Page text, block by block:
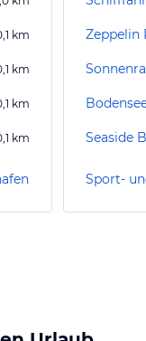
km
km
km
km
Zeppelin
Seaside